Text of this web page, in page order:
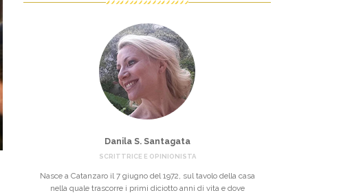
Danila S. Santagata
SCRITTRICE E OPINIONISTA
Nasce a Catanzaro il 7 giugno del 1972, sul tavolo della casa
nella quale trascorre i primi diciotto anni di vita e dove